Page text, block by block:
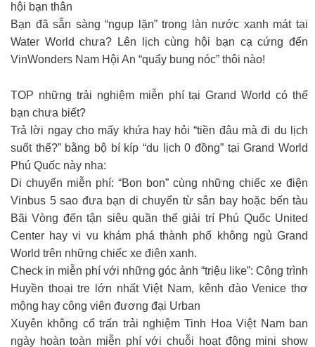
hội bạn thân
Bạn đã sẵn sàng “ngụp lặn” trong làn nước xanh mát tại
Water World chưa? Lên lịch cùng hội bạn cạ cứng đến
VinWonders Nam Hội An “quẩy bung nóc” thôi nào!
TOP những trải nghiệm miễn phí tại Grand World có thể
bạn chưa biết?
Trả lời ngay cho mấy khứa hay hỏi “tiền đâu mà đi du lịch
suốt thế?” bằng bộ bí kíp “du lịch 0 đồng” tại Grand World
Phú Quốc này nha:
Di chuyển miễn phí: “Bon bon” cùng những chiếc xe điện
Vinbus 5 sao đưa bạn di chuyển từ sân bay hoặc bến tàu
Bãi Vòng đến tận siêu quần thể giải trí Phú Quốc United
Center hay vi vu khám phá thành phố không ngủ Grand
World trên những chiếc xe điện xanh.
Check in miễn phí với những góc ảnh “triệu like”: Công trình
Huyền thoại tre lớn nhất Việt Nam, kênh đào Venice thơ
mộng hay công viên đương đại Urban
Xuyên không cổ trấn trải nghiệm Tinh Hoa Việt Nam ban
ngày hoàn toàn miễn phí với chuỗi hoạt động mini show